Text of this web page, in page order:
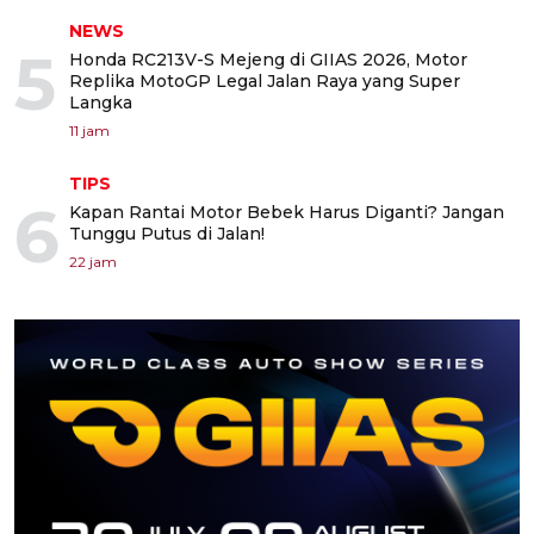
5
NEWS
Honda RC213V-S Mejeng di GIIAS 2026, Motor
Replika MotoGP Legal Jalan Raya yang Super
Langka
11 jam
6
TIPS
Kapan Rantai Motor Bebek Harus Diganti? Jangan
Tunggu Putus di Jalan!
22 jam